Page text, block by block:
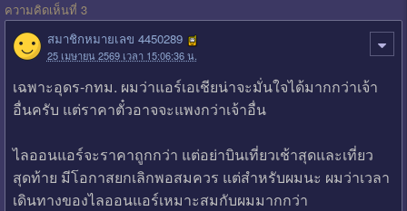
ความคิดเห็นที่ 3
สมาชิกหมายเลข 4450289
25 เมษายน 2569 เวลา 15:06:36 น.
เฉพาะอุดร-กทม. ผมว่าแอร์เอเชียน่าจะมั่นใจได้มากกว่าเจ้า
อื่นครับ แต่ราคาตั๋วอาจจะแพงกว่าเจ้าอื่น
ไลออนแอร์จะราคาถูกกว่า แต่อย่าบินเที่ยวเช้าสุดและเที่ยว
สุดท้าย มีโอกาสยกเลิกพอสมควร แต่สำหรับผมนะ ผมว่าเวลา
เดินทางของไลออนแอร์เหมาะสมกับผมมากกว่า